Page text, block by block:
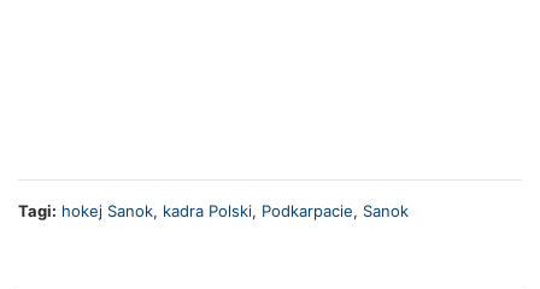
Tagi: hokej Sanok, kadra Polski, Podkarpacie, Sanok